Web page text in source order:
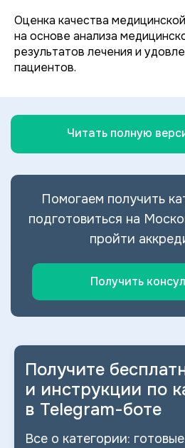
Оценка качества
на основе анализа
результатов лечения и
пациентов.
Читать полную
Помогаем получить
подготовиться на
пройти
Получить
Получите
и инструкции по
в Telegram-боте
Все о категории: